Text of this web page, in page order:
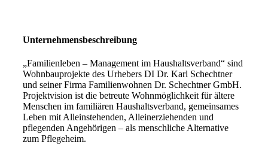
Unternehmensbeschreibung
„Familienleben – Management im Haushaltsverband“ sind
Wohnbauprojekte des Urhebers DI Dr. Karl Schechtner
und seiner Firma Familienwohnen Dr. Schechtner GmbH.
Projektvision ist die betreute Wohnmöglichkeit für ältere
Menschen im familiären Haushaltsverband, gemeinsames
Leben mit Alleinstehenden, Alleinerziehenden und
pflegenden Angehörigen – als menschliche Alternative
zum Pflegeheim.